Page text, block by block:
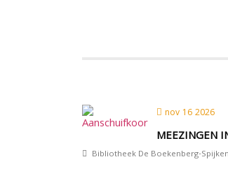
nov 16 2026
MEEZINGEN
Bibliotheek De Boekenberg-